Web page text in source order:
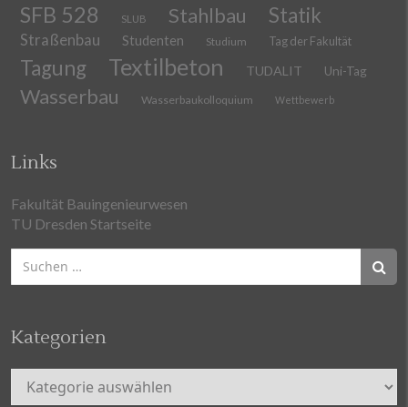
SFB 528 SLUB Stahlbau Statik
Straßenbau Studenten Studium Tag der Fakultät
Tagung Textilbeton TUDALIT Uni-Tag
Wasserbau Wasserbaukolloquium Wettbewerb
Links
Fakultät Bauingenieurwesen
TU Dresden Startseite
Suchen
nach:
Kategorien
Kategorien